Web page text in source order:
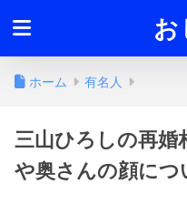
お
ホーム 有名人
三山ひろしの再婚
や奥さんの顔につ